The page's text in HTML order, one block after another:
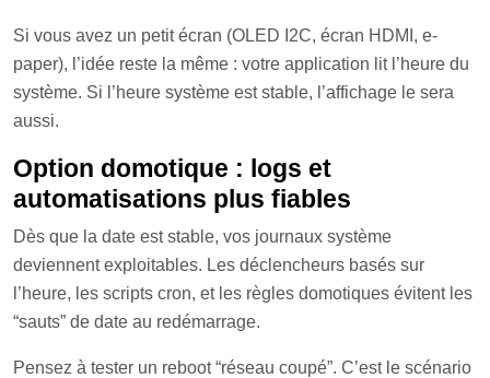
Si vous avez un petit écran (OLED I2C, écran HDMI, e-
paper), l’idée reste la même : votre application lit l’heure du
système. Si l’heure système est stable, l’affichage le sera
aussi.
Option domotique : logs et
automatisations plus fiables
Dès que la date est stable, vos journaux système
deviennent exploitables. Les déclencheurs basés sur
l’heure, les scripts cron, et les règles domotiques évitent les
“sauts” de date au redémarrage.
Pensez à tester un reboot “réseau coupé”. C’est le scénario